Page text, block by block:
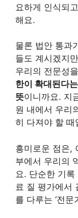
요하게 인식되
해요.
물론 법안 통과
들도 계시겠지
우리의 전문성
한이 확대된다
뜻이니까요. 지
원 내에서 우리
히 다져야 할 때
흥미로운 점은,
부에서 우리의
요. 단순한 기
료 질 평가에서
를 다루는 ‘전